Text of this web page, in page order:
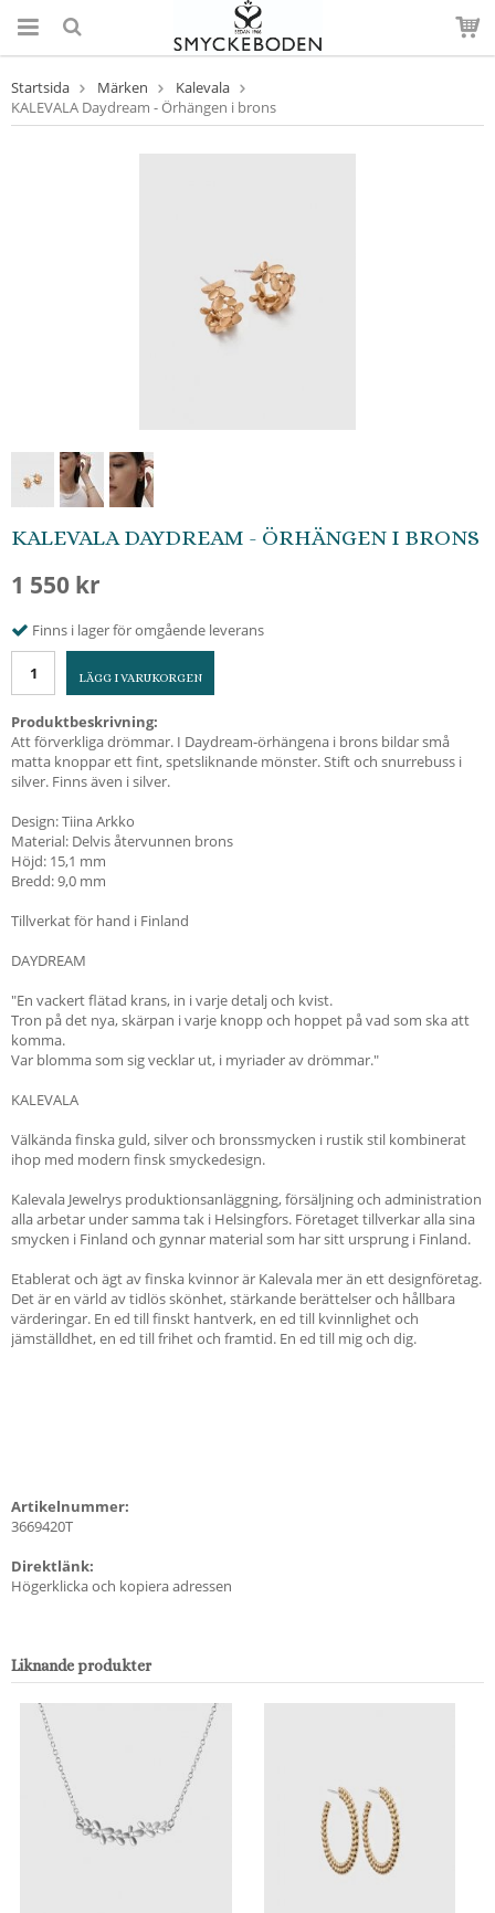
Startsida Märken
Kalevala
KALEVALA Daydream - Örhängen i brons
KALEVALA DAYDREAM - ÖRHÄNGEN I BRONS
1 550 kr
Finns i lager för omgående leverans
LÄGG I VARUKORGEN
Produktbeskrivning:
Att förverkliga drömmar. I Daydream-örhängena i brons bildar små
matta knoppar ett fint, spetsliknande mönster. Stift och snurrebuss i
silver. Finns även i silver.
Design: Tiina Arkko
Material: Delvis återvunnen brons
Höjd: 15,1 mm
Bredd: 9,0 mm
Tillverkat för hand i Finland
DAYDREAM
"En vackert flätad krans, in i varje detalj och kvist.
Tron på det nya, skärpan i varje knopp och hoppet på vad som ska att
komma.
Var blomma som sig vecklar ut, i myriader av drömmar."
KALEVALA
Välkända finska guld, silver och bronssmycken i rustik stil kombinerat
ihop med modern finsk smyckedesign.
Kalevala Jewelrys produktionsanläggning, försäljning och administration
alla arbetar under samma tak i Helsingfors. Företaget tillverkar alla sina
smycken i Finland och gynnar material som har sitt ursprung i Finland.
Etablerat och ägt av finska kvinnor är Kalevala mer än ett designföretag.
Det är en värld av tidlös skönhet, stärkande berättelser och hållbara
värderingar. En ed till finskt hantverk, en ed till kvinnlighet och
jämställdhet, en ed till frihet och framtid. En ed till mig och dig.
Artikelnummer:
3669420T
Direktlänk:
Högerklicka och kopiera adressen
Liknande produkter